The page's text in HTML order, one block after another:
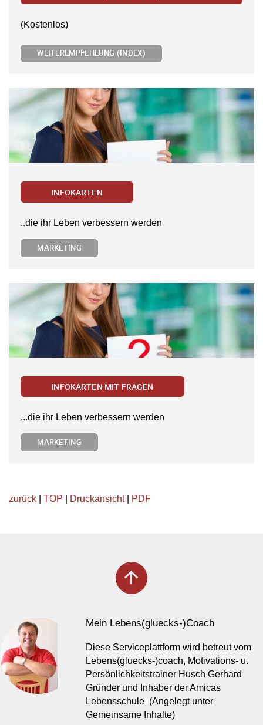
(Kostenlos)
WEITEREMPFEHLUNG (INDEX)
INFOKARTEN
..die ihr Leben verbessern werden
MARKETING
INFOKARTEN MIT FRAGEN
...die ihr Leben verbessern werden
MARKETING
zurück TOP Druckansicht| PDF
arrow_upward
Mein Lebens(gluecks-)Coach
Diese Serviceplattform wird betreut vom
Lebens(gluecks-)coach, Motivations- u.
Persönlichkeitstrainer Husch Gerhard
Gründer und Inhaber der Amicas
Lebensschule (Angelegt unter
Gemeinsame Inhalte)